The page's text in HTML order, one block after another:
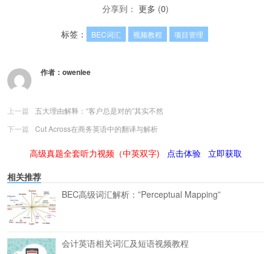
分享到： 更多 (0)
标签： BEC词汇 视频教程 项目管理
作者： owenlee
上一篇
五大理由解释：“客户总是对的”其实不然
下一篇
Cut Across在商务英语中的翻译与解析
高级真题全套听力视频（中英双字) 点击体验
立即获取
相关推荐
BEC高级词汇解析：”Perceptual Mapping”
会计英语相关词汇及短语视频教程